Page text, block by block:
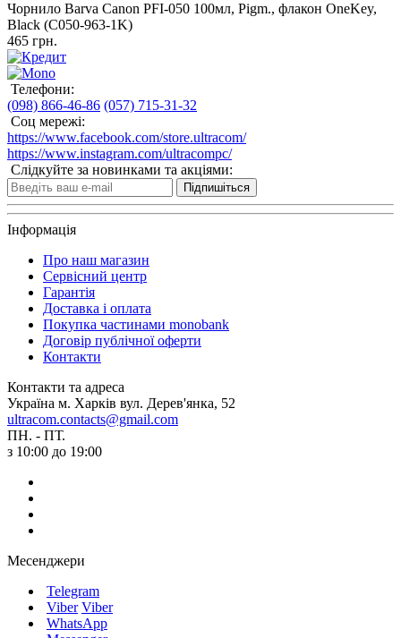
Чорнило Barva Canon PFI-050 100мл, Pigm., флакон OneKey,
Black (C050-963-1K)
465 грн.
Телефони:
(098) 866-46-86 (057) 715-31-32
Соц мережі:
https://www.facebook.com/store.ultracom/
https://www.instagram.com/ultracompc/
Слідкуйте за новинками та акціями:
Підпишіться
Інформація
Про наш магазин
Сервісний центр
Гарантія
Доставка і оплата
Покупка частинами monobank
Договір публічної оферти
Контакти
Контакти та адреса
Україна м. Харків вул. Дерев'янка, 52
ultracom.contacts@gmail.com
ПН. - ПТ.
з 10:00 до 19:00
Месенджери
Telegram
Viber Viber
WhatsApp